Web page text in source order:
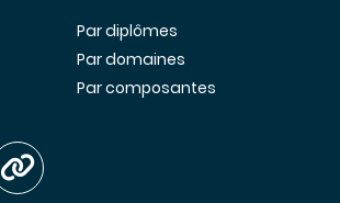
Par diplômes
Par domaines
Par composantes